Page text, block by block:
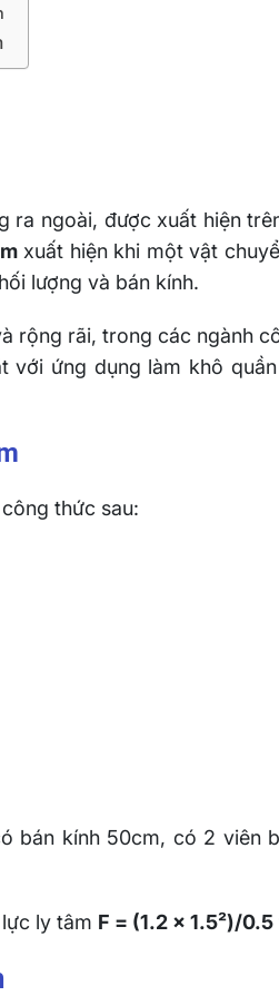
ra ngoài, được xuất hiện
xuất hiện khi một vật
lượng và bán kính.
rộng rãi, trong các ngành
với ứng dụng làm khô
thức sau:
bán kính 50cm, có 2 viên
ly tâm F = (1.2 x 1.5²)/0.5